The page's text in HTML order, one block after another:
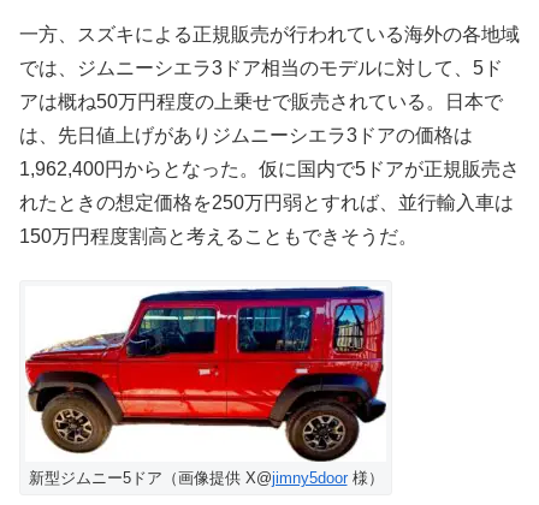
一方、スズキによる正規販売が行われている海外の各地域
では、ジムニーシエラ3ドア相当のモデルに対して、5ド
アは概ね50万円程度の上乗せで販売されている。日本で
は、先日値上げがありジムニーシエラ3ドアの価格は
1,962,400円からとなった。仮に国内で5ドアが正規販売さ
れたときの想定価格を250万円弱とすれば、並行輸入車は
150万円程度割高と考えることもできそうだ。
新型ジムニー5ドア（画像提供 X@jimny5door様）